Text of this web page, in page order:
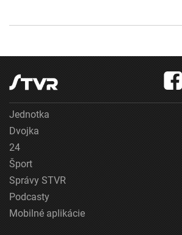
Jednotka
Dvojka
24
Šport
Správy STVR
Podcasty
Mobilné aplikácie